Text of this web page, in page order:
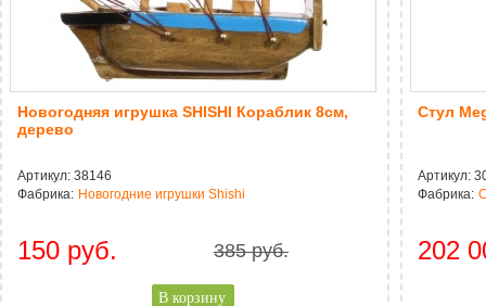
Новогодняя игрушка SHISHI Кораблик 8см,
дерево
Артикул: 38146
Фабрика: Новогодние игрушки Shishi
150 руб. 385 руб.
Стул
Артикул:
Фабрика:
202